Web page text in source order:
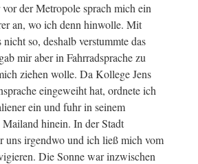
der Metropole sprach mich ein
an, wo ich denn hinwolle. Mit
so, deshalb verstummte das
mir aber in Fahrradsprache zu
ziehen wolle. Da Kollege Jens
eingeweiht hat, ordnete ich
ein und fuhr in seinem
hinein. In der Stadt
uns irgendwo und ich ließ mich vom
Die Sonne war inzwischen